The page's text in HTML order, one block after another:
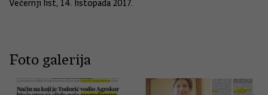
Večernji list, 14. listopada 2017.
Foto galerija